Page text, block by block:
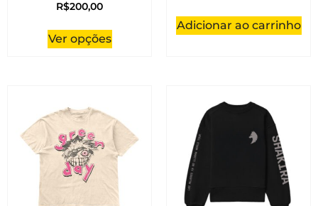
R$200,00
Ver opções
Adicionar ao carrinho